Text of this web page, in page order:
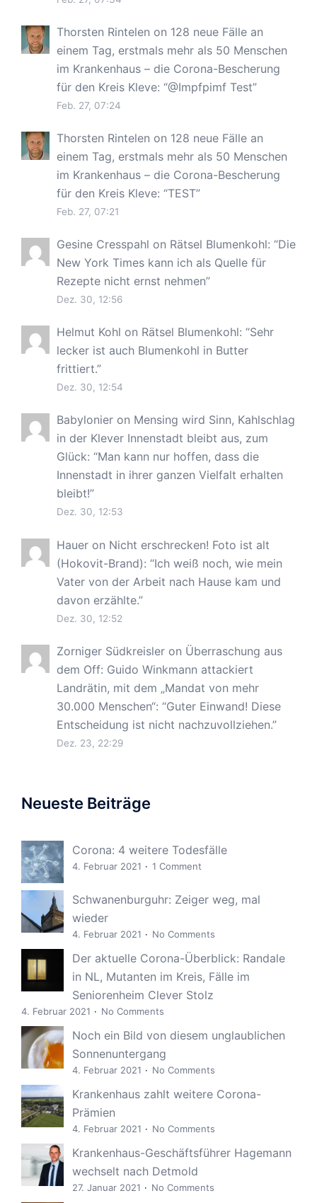
Thorsten Rintelen on 128 neue Fälle an
einem Tag, erstmals mehr als 50 Menschen
im Krankenhaus – die Corona-Bescherung
für den Kreis Kleve: “@Impfpimf Test”
Feb. 27, 07:24
Thorsten Rintelen on 128 neue Fälle an
einem Tag, erstmals mehr als 50 Menschen
im Krankenhaus – die Corona-Bescherung
für den Kreis Kleve: “TEST”
Feb. 27, 07:21
Gesine Cresspahl on Rätsel Blumenkohl: “Die
New York Times kann ich als Quelle für
Rezepte nicht ernst nehmen”
Dez. 30, 12:56
Helmut Kohl on Rätsel Blumenkohl: “Sehr
lecker ist auch Blumenkohl in Butter
frittiert.”
Dez. 30, 12:54
Babylonier on Mensing wird Sinn, Kahlschlag
in der Klever Innenstadt bleibt aus, zum
Glück: “Man kann nur hoffen, dass die
Innenstadt in ihrer ganzen Vielfalt erhalten
bleibt!”
Dez. 30, 12:53
Hauer on Nicht erschrecken! Foto ist alt
(Hokovit-Brand): “Ich weiß noch, wie mein
Vater von der Arbeit nach Hause kam und
davon erzählte.”
Dez. 30, 12:52
Zorniger Südkreisler on Überraschung aus
dem Off: Guido Winkmann attackiert
Landrätin, mit dem „Mandat von mehr
30.000 Menschen“: “Guter Einwand! Diese
Entscheidung ist nicht nachzuvollziehen.”
Dez. 23, 22:29
Neueste Beiträge
Corona: 4 weitere Todesfälle
4. Februar 2021 1 Comment
Schwanenburguhr: Zeiger weg, mal
wieder
4. Februar 2021 No Comments
Der aktuelle Corona-Überblick: Randale
in NL, Mutanten im Kreis, Fälle im
Seniorenheim Clever Stolz
4. Februar 2021 No Comments
Noch ein Bild von diesem unglaublichen
Sonnenuntergang
4. Februar 2021 No Comments
Krankenhaus zahlt weitere Corona-
Prämien
4. Februar 2021 No Comments
Krankenhaus-Geschäftsführer Hagemann
wechselt nach Detmold
27. Januar 2021 No Comments